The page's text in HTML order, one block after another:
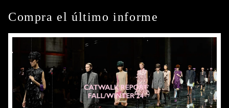
Compra el último informe